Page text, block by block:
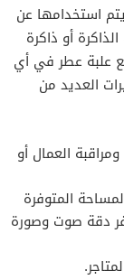
استخدامها عن
أو ذاكرة
علبة عطر في أي
العديد من
العمال أو
المتوفرة
دقة صوت وصورة